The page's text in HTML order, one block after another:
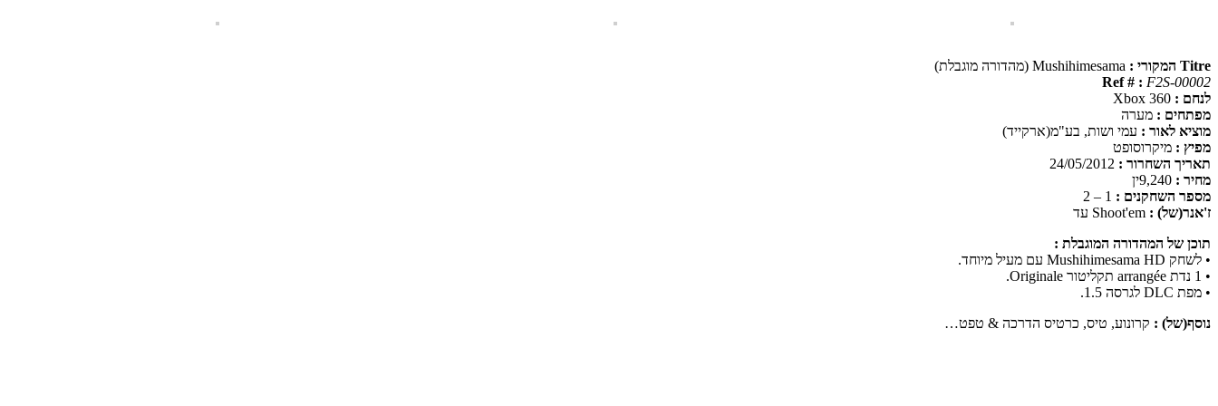
Titre המקורי :
Mushihimesama (מהדורה מוגבלת)
Ref # : F2S-00002
לנחם :
מפתחים : מערה
מוציא לאור : עמי ושות, בע"מ(ארקייד)
מפיץ : מיקרוסופט
תאריך השחרור : 24/05/2012
מחיר :
מספר השחקנים :
ז'אנר(של) :
תוכן של המהדורה המוגבלת :
• לשחק Mushihimesama HD עם מעיל מיוחד.
• 1 נדת arrangée תקליטור Originale.
• מפת DLC לגרסה 1.5.
נוסף(של) : קרונוע, טיס, כרטיס הדרכה & טפט…